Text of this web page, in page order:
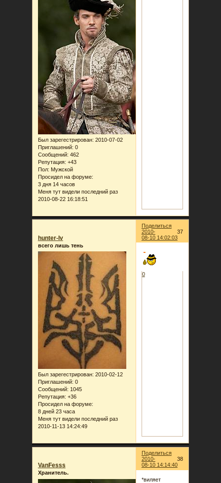
Был зарегестрирован: 2010-07-02
Приглашений: 0
Сообщений: 462
Репутация: +43
Пол: Мужской
Просидел на форуме:
3 дня 14 часов
Меня тут видели последний раз
2010-08-22 16:18:51
Поделиться
37
2010-
08-10 14:02:03
hunter-lv
всего лишь тень
Был зарегестрирован: 2010-02-12
Приглашений: 0
Сообщений: 1045
Репутация: +36
Просидел на форуме:
8 дней 23 часа
Меня тут видели последний раз
2010-11-13 14:24:49
0
Поделиться
38
2010-
08-10 14:14:40
VanFesss
Хранитель.
*виляет